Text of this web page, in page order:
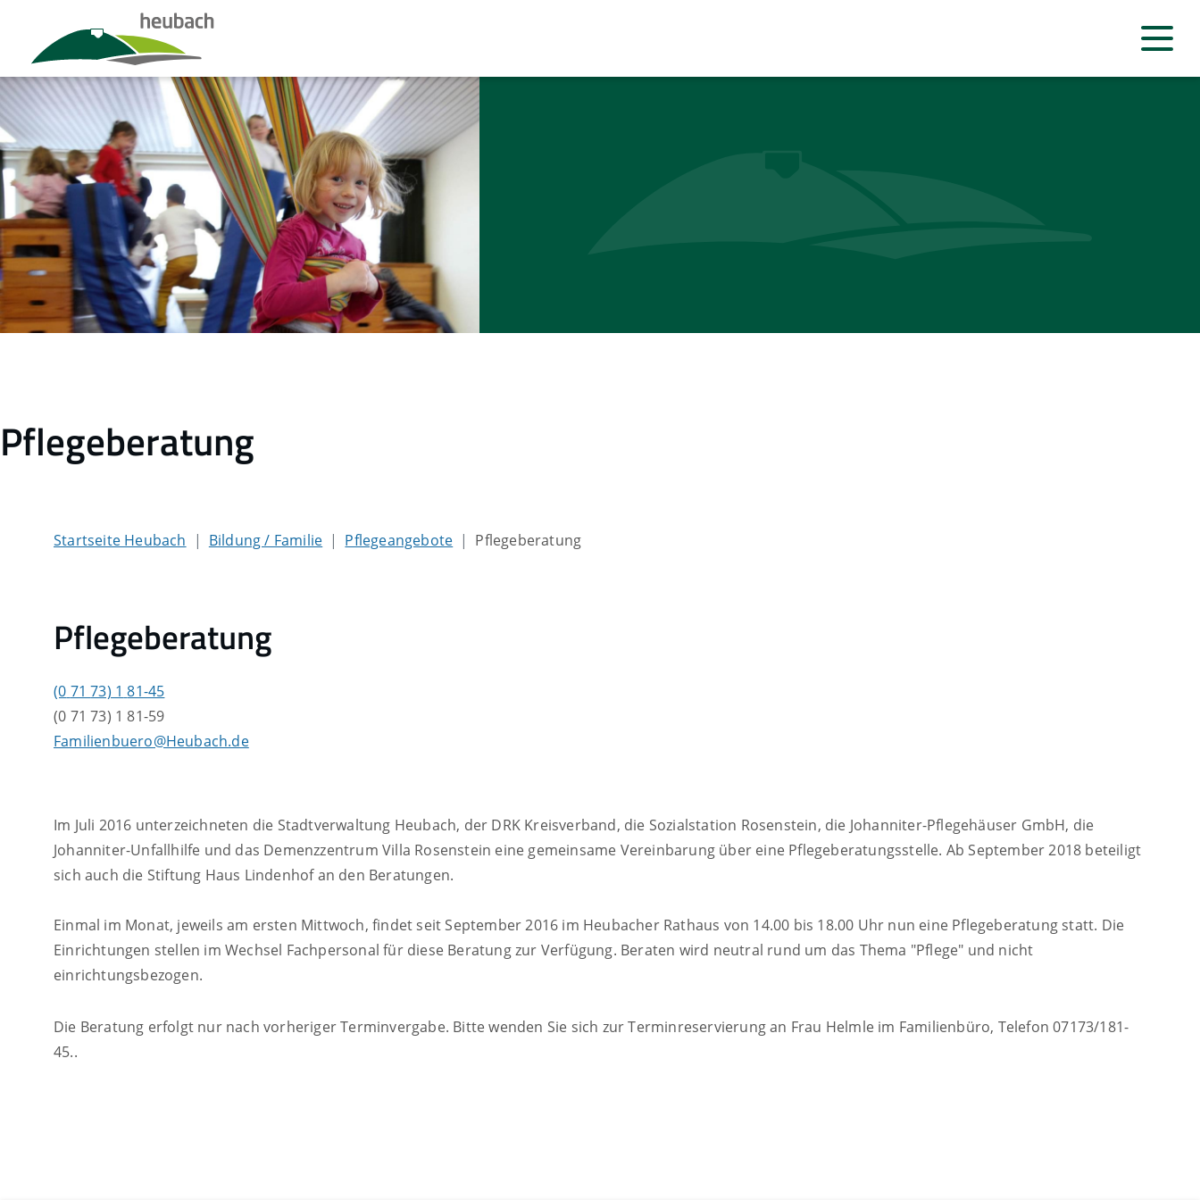
Pflegeberatung
Startseite Heubach Bildung / Familie Pflegeangebote Pflegeberatung
Pflegeberatung
Familienbuero@Heubach.de
(0 71 73) 1 81-45
(0 71 73) 1 81-59
Im Juli 2016 unterzeichneten die Stadtverwaltung Heubach, der DRK Kreisverband, die Sozialstation Rosenstein, die Johanniter-Pflegehäuser GmbH, die
Johanniter-Unfallhilfe und das Demenzzentrum Villa Rosenstein eine gemeinsame Vereinbarung über eine Pflegeberatungsstelle. Ab September 2018 beteiligt
sich auch die Stiftung Haus Lindenhof an den Beratungen.
Einmal im Monat, jeweils am ersten Mittwoch, findet seit September 2016 im Heubacher Rathaus von 14.00 bis 18.00 Uhr nun eine Pflegeberatung statt. Die
Einrichtungen stellen im Wechsel Fachpersonal für diese Beratung zur Verfügung. Beraten wird neutral rund um das Thema "Pflege" und nicht
einrichtungsbezogen.
Die Beratung erfolgt nur nach vorheriger Terminvergabe. Bitte wenden Sie sich zur Terminreservierung an Frau Helmle im Familienbüro, Telefon 07173/181-
45..